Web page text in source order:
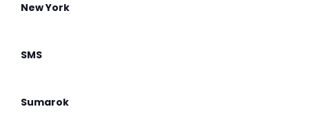
New York
SMS
Sumarok